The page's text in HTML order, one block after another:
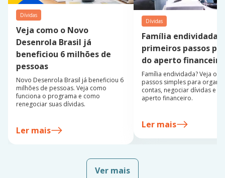
Dívidas
Veja como o Novo
Desenrola Brasil já
beneficiou 6 milhões de
pessoas
Novo Desenrola Brasil já beneficiou 6
milhões de pessoas. Veja como
funciona o programa e como
renegociar suas dívidas.
Ler mais
Dívidas
Família endividada:
primeiros passos
do aperto financeiro
Família endividada? Veja os
passos simples para
contas, negociar dívidas e
aperto financeiro.
Ler mais
Ver mais